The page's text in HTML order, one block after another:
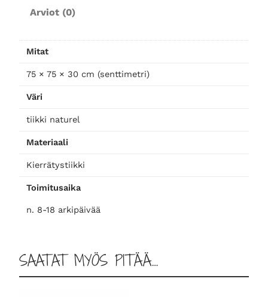
i
m
Arviot (0)
Mitat
75 × 75 × 30 cm (senttimetri)
Väri
tiikki naturel
Materiaali
Kierrätystiikki
Toimitusaika
n. 8-18 arkipäivää
SAATAT MYÖS PITÄÄ…